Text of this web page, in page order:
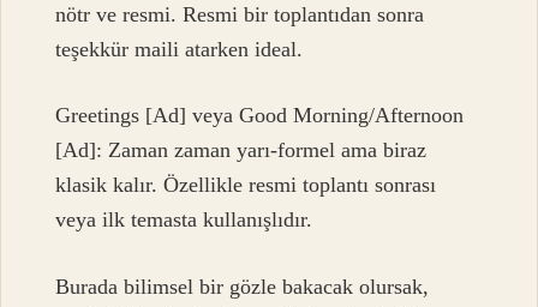
nötr ve resmi. Resmi bir toplantıdan sonra
teşekkür maili atarken ideal.
Greetings [Ad] veya Good Morning/Afternoon
[Ad]: Zaman zaman yarı-formel ama biraz
klasik kalır. Özellikle resmi toplantı sonrası
veya ilk temasta kullanışlıdır.
Burada bilimsel bir gözle bakacak olursak,